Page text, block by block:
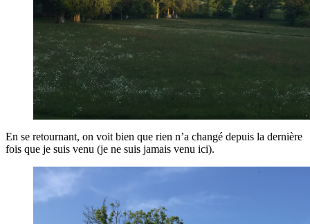
En se retournant, on voit bien que rien n’a changé depuis la dernière
fois que je suis venu (je ne suis jamais venu ici).